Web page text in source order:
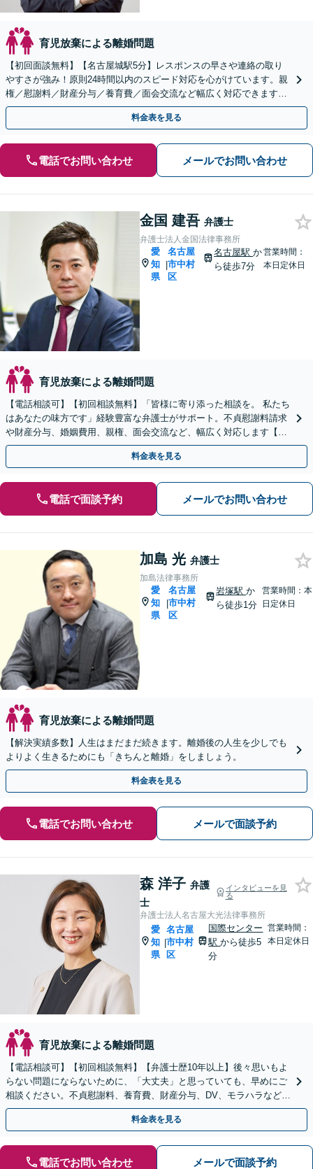
育児放棄による離婚問題
【初回面談無料】【名古屋城駅5分】レスポンスの早さや連絡の取り
やすさが強み！原則24時間以内のスピード対応を心がけています。親
権／慰謝料／財産分与／養育費／面会交流など幅広く対応できます。
相談者さまの精神的な負担を軽減しつつ解決を目指します
料金表を見る
電話でお問い合わせ メールでお問い合わせ
金国 建吾 弁護士
弁護士法人金国法律事務所
愛
知
県
|
名古屋
市中村
区
名古屋駅か
ら徒歩7分
営業時間：
本日定休日
育児放棄による離婚問題
【電話相談可】【初回相談無料】「皆様に寄り添った相談を。 私たち
はあなたの味方です」経験豊富な弁護士がサポート。不貞慰謝料請求
や財産分与、婚姻費用、親権、面会交流など、幅広く対応します【夜
間・休日面談可】【完全個室】【名古屋駅7分】
料金表を見る
電話で面談予約 メールでお問い合わせ
加島 光 弁護士
加島法律事務所
愛
知
県
|
名古屋
市中村
区
岩塚駅 か
ら徒歩1分
営業時間：本
日定休日
育児放棄による離婚問題
【解決実績多数】人生はまだまだ続きます。離婚後の人生を少しでも
よりよく生きるためにも「きちんと離婚」をしましょう。
料金表を見る
電話でお問い合わせ メールで面談予約
森 洋子 弁護
士
インタビューを見
る
弁護士法人名古屋大光法律事務所
愛
知
県
|
名古屋
市中村
区
国際センター
駅から徒歩5
分
営業時間：
本日定休日
育児放棄による離婚問題
【電話相談可】【初回相談無料】【弁護士歴10年以上】後々思いもよ
らない問題にならないために、「大丈夫」と思っていても、早めにご
相談ください。不貞慰謝料、養育費、財産分与、DV、モラハラなど
【出張相談可】【名古屋駅10分】
料金表を見る
電話でお問い合わせ メールで面談予約